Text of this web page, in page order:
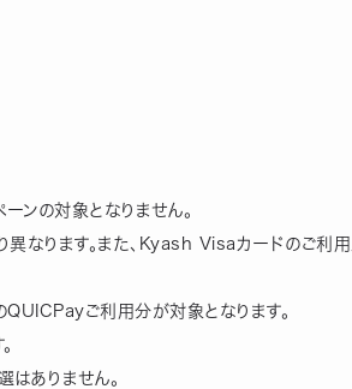
　　　　　　　　　　　　　　　　　　
ンの対象となりません。
なります。また、Kyash Visaカードのご利
ご利用分が対象となります。
はありません。